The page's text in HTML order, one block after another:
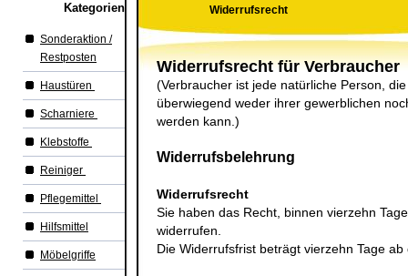
Kategorien
Sonderaktion /
Restposten
Haustüren
Scharniere
Klebstoffe
Reiniger
Pflegemittel
Hilfsmittel
Möbelgriffe
Widerrufsrecht
Widerrufsrecht für Verbraucher
(Verbraucher ist jede natürliche Person,
überwiegend weder ihrer gewerblichen
werden kann.)
Widerrufsbelehrung
Widerrufsrecht
Sie haben das Recht, binnen vierzehn
widerrufen.
Die Widerrufsfrist beträgt vierzehn Tage ab